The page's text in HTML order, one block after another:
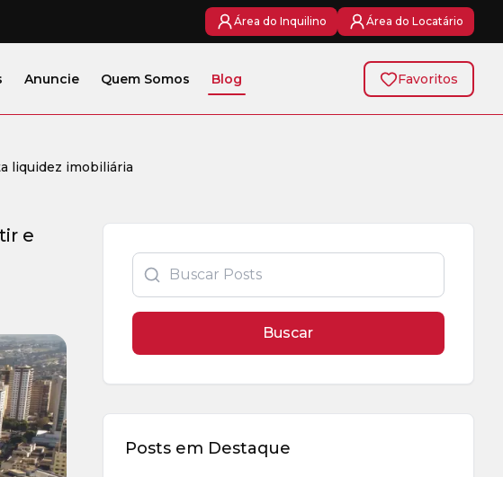
Área do Inquilino Área do Locatário
Anuncie Quem Somos Blog Favoritos
liquidez imobiliária
e
Buscar
Posts em Destaque